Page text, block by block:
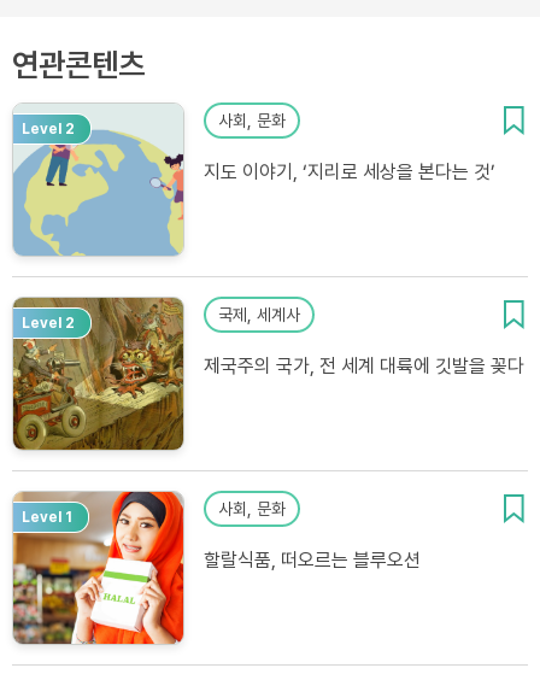
연관콘텐츠
Level 2 사회, 문화
지도 이야기, ‘지리로 세상을 본다는 것’
Level 2 국제, 세계사
제국주의 국가, 전 세계 대륙에 깃발을 꽂다
Level 1 사회, 문화
할랄식품, 떠오르는 블루오션